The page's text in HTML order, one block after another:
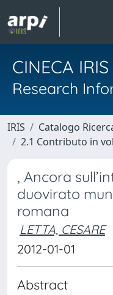
CINECA IRIS
Research
IRIS Catalogo
2.1 Contributo in
, Ancora
duovirato
romana
LETTA, CESARE
2012-01-01
Abstract